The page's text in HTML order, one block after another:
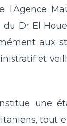
l’Agence
Dr El
aux
et
une
tout